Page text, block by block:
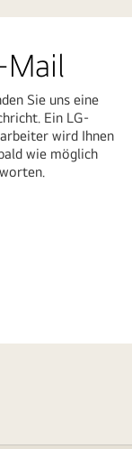
Mail
Sie uns eine
Ein LG-
wird Ihnen
wie möglich